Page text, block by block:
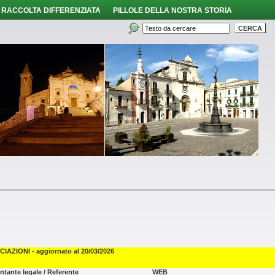
RACCOLTA DIFFERENZIATA PILLOLE DELLA NOSTRA STORIA
- aggiornato al 20/03/2026
legale / Referente WEB